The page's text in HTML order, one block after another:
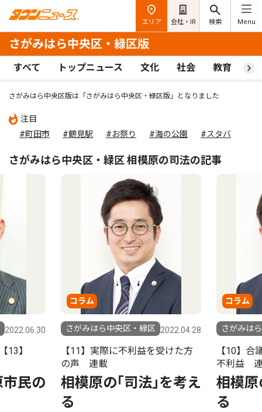
エリア 会社・IR 検索 Menu
さがみはら中央区・緑区版
すべて トップニュース 文化 社会 教育 ス
さがみはら中央区版は「さがみはら中央区・緑区版」となりました
注目
#町田市
#鶴見駅 #お祭り #海の公園 #スタバ
さがみはら中央区・緑区 相模原の司法の記事
2022.06.30
13】
民の
コラム
さがみはら中央区・緑区 2022.04.28
【11】実際に不利益を受けた方
の声 連載
相模原の｢司法｣を考え
る
コラム
さがみは
【10】合
不利益
相模原
る